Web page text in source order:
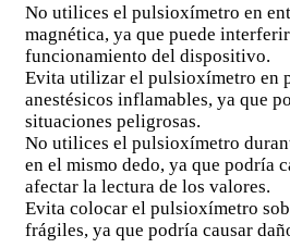
No utilices el pulsioxímetro en
magnética, ya que puede
funcionamiento del dispositivo.
Evita utilizar el pulsioxímetro en
anestésicos inflamables, ya que
situaciones peligrosas.
No utilices el pulsioxímetro
en el mismo dedo, ya que podría
afectar la lectura de los valores.
Evita colocar el pulsioxímetro
frágiles, ya que podría causar